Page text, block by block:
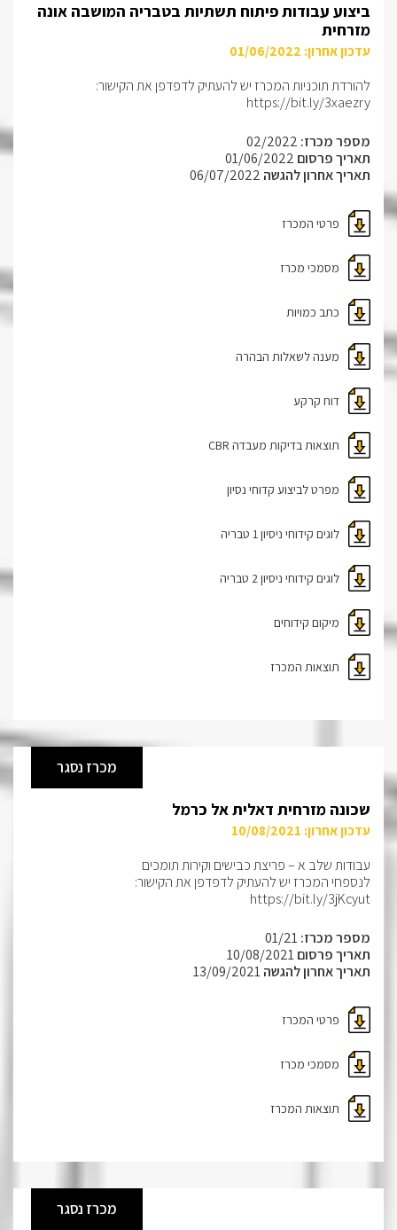
ביצוע עבודות פיתוח תשתיות בטבריה המושבה אונה
מזרחית
עדכון אחרון: 01/06/2022
להורדת תוכניות המכרז יש להעתיק לדפדפן את הקישור:
https://bit.ly/3xaezry
מספר מכרז: 02/2022
תאריך פרסום 01/06/2022
תאריך אחרון להגשה 06/07/2022
פרטי המכרז
מסמכי מכרז
כתב כמויות
מענה לשאלות הבהרה
דוח קרקע
תוצאות בדיקות מעבדה CBR
מפרט לביצוע קדוחי נסיון
לוגים קידוחי ניסיון 1 טבריה
לוגים קידוחי ניסיון 2 טבריה
מיקום קידוחים
תוצאות המכרז
מכרז נסגר
שכונה מזרחית דאלית אל כרמל
עדכון אחרון: 10/08/2021
עבודות שלב א – פריצת כבישים וקירות תומכים
לנספחי המכרז יש להעתיק לדפדפן את הקישור:
https://bit.ly/3jKcyut
מספר מכרז:01/21
תאריך פרסום10/08/2021
תאריך אחרון להגשה13/09/2021
פרטי המכרז
מסמכי מכרז
תוצאות המכרז
מכרז נסגר